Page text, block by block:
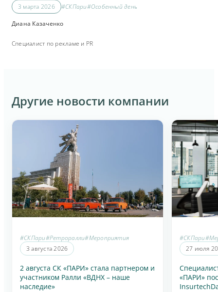
3 марта 2026 #СКПари#Особенный день
Диана Казаченко
Специалист по рекламе и PR
Другие новости компании
3 августа 2026
#СКПари#Ретроралли#Мероприятия
2 августа СК «ПАРИ» стала партнером и
участником Ралли «ВДНХ – наше
наследие»
27 июля
#СКПари
«ПАРИ»